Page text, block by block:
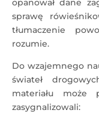
opanował dane
sprawę
tłumaczenie
rozumie.
Do wzajemnego
świateł
materiału może
zasygnalizowali: